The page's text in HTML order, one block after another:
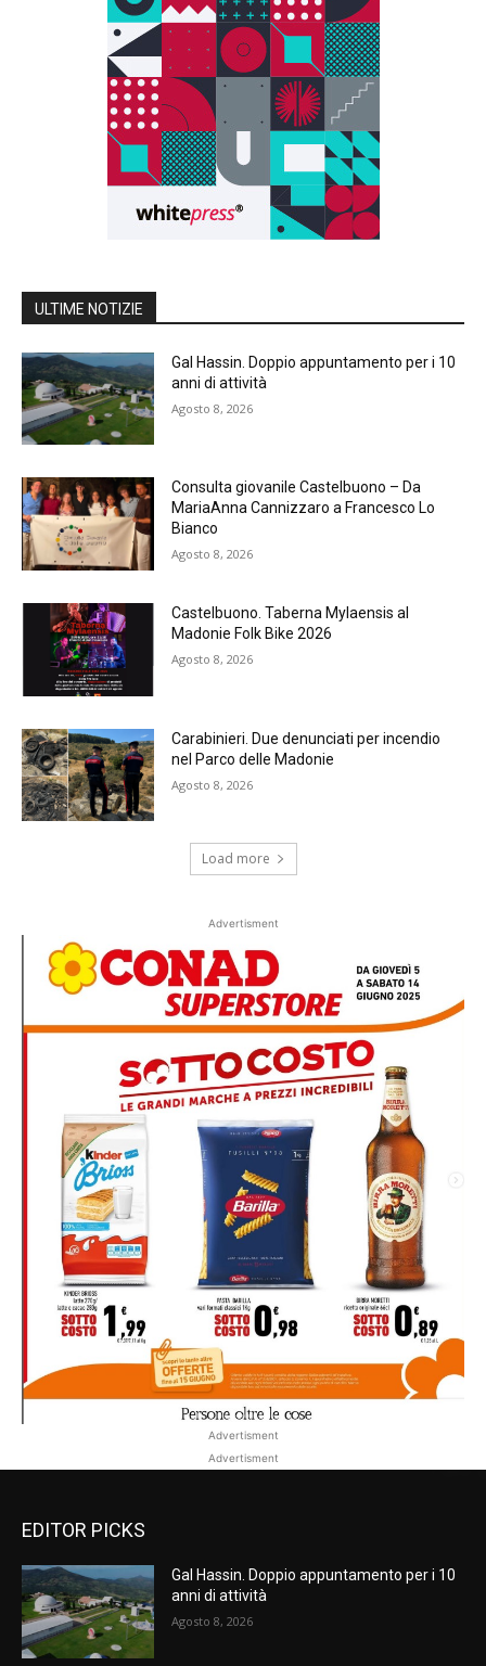
ULTIME NOTIZIE
Gal Hassin. Doppio appuntamento per i 10
anni di attività
Agosto 8, 2026
Consulta giovanile Castelbuono – Da
MariaAnna Cannizzaro a Francesco Lo
Bianco
Agosto 8, 2026
Castelbuono. Taberna Mylaensis al
Madonie Folk Bike 2026
Agosto 8, 2026
Carabinieri. Due denunciati per incendio
nel Parco delle Madonie
Agosto 8, 2026
Load more
Advertisment
Advertisment
Advertisment
EDITOR PICKS
Gal Hassin. Doppio appuntamento per i 10
anni di attività
Agosto 8, 2026